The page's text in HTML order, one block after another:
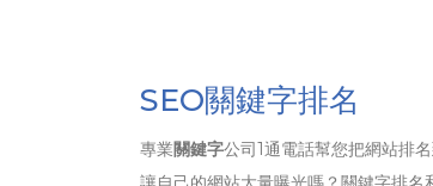
SEO關鍵字排名
專業關鍵字公司1通電話幫您把網站排